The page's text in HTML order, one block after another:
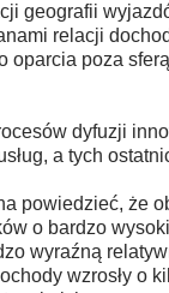
geografii
relacji
oparcia poza
dyfuzji
a tych
powiedzieć, że
o bardzo
wyraźną
wzrosły o